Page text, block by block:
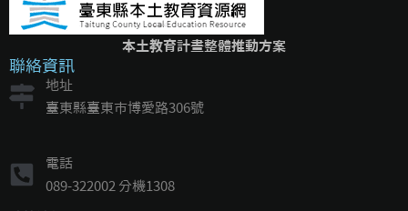
本土教育計畫整體推動方案
聯絡資訊
地址
臺東縣臺東市博愛路306號
電話
089-322002 分機1308